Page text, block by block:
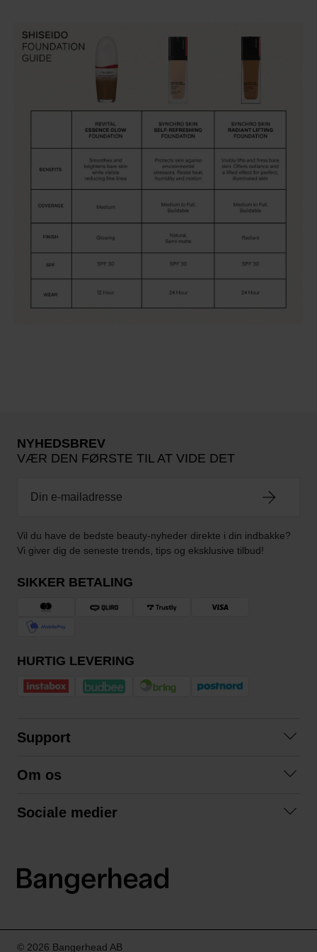
NYHEDSBREV
VÆR DEN FØRSTE TIL AT VIDE DET
Vil du have de bedste beauty-nyheder direkte i din indbakke?
Vi giver dig de seneste trends, tips og eksklusive tilbud!
SIKKER BETALING
HURTIG LEVERING
Support
Betingelser
Om os
Sociale medier
LinkedIn
© 2026 Bangerhead AB